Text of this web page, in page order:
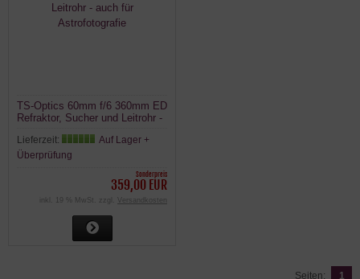
TS-Optics 60mm f/6 360mm ED
Refraktor, Sucher und Leitrohr -
Lieferzeit:
Auf Lager +
Überprüfung
Sonderpreis
359,00 EUR
inkl. 19 % MwSt. zzgl. Versandkosten
Seiten: 1